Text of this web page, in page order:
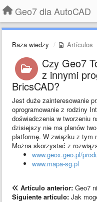
Geo7 dla AutoCAD
Baza wiedzy Artículos
Czy Geo7
z innymi
BricsCAD?
Jest duże zainteresowanie
oprogramowanie z rodziny
doświadczenia w tworzeniu
dzisiejszy nie ma planów
platformę. W związku z tym
Można skorzystać z
www.geox.geo.pl/
www.mapa-sg.pl
Artículo anterior: Geo7
Siguiente artículo: Jak